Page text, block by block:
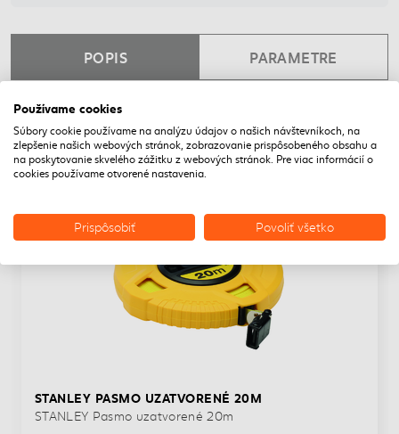
POPIS PARAMETRE
NAPOSLEDY NAVŠTÍVENÉ
STANLEY PASMO UZATVORENÉ 20M
STANLEY Pasmo uzatvorené 20m
Používame cookies
Súbory cookie používame na analýzu údajov o našich návštevníkoch, na
zlepšenie našich webových stránok, zobrazovanie prispôsobeného obsahu a
na poskytovanie skvelého zážitku z webových stránok. Pre viac informácií o
cookies používame otvorené nastavenia.
Prispôsobiť Povoliť všetko